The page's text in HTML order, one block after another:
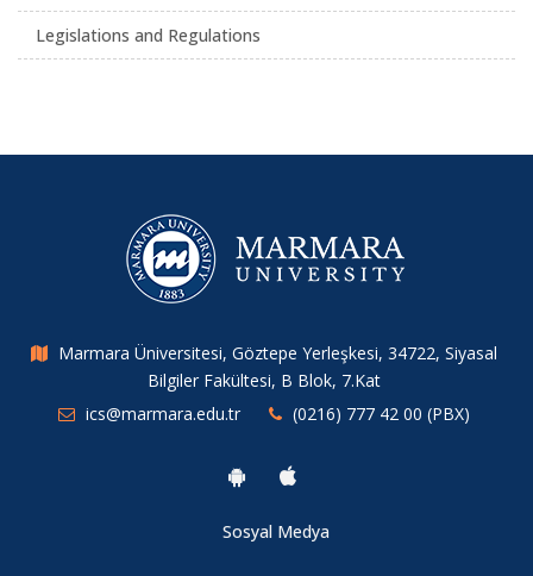
Legislations and Regulations
Marmara Üniversitesi, Göztepe Yerleşkesi, 34722, Siyasal
Bilgiler Fakültesi, B Blok, 7.Kat
ics@marmara.edu.tr
(0216) 777 42 00 (PBX)
Sosyal Medya